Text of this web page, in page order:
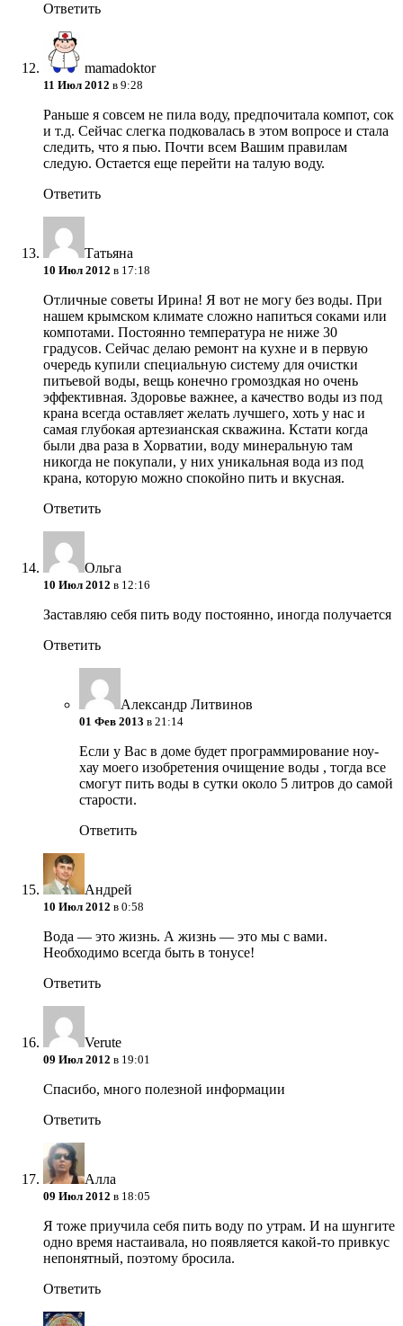
Ответить
mamadoktor
11 Июл 2012 в 9:28
Раньше я совсем не пила воду, предпочитала компот, сок
и т.д. Сейчас слегка подковалась в этом вопросе и стала
следить, что я пью. Почти всем Вашим правилам
следую. Остается еще перейти на талую воду.
Ответить
Татьяна
10 Июл 2012 в 17:18
Отличные советы Ирина! Я вот не могу без воды. При
нашем крымском климате сложно напиться соками или
компотами. Постоянно температура не ниже 30
градусов. Сейчас делаю ремонт на кухне и в первую
очередь купили специальную систему для очистки
питьевой воды, вещь конечно громоздкая но очень
эффективная. Здоровье важнее, а качество воды из под
крана всегда оставляет желать лучшего, хоть у нас и
самая глубокая артезианская скважина. Кстати когда
были два раза в Хорватии, воду минеральную там
никогда не покупали, у них уникальная вода из под
крана, которую можно спокойно пить и вкусная.
Ответить
Ольга
10 Июл 2012 в 12:16
Заставляю себя пить воду постоянно, иногда получается
Ответить
Александр Литвинов
01 Фев 2013 в 21:14
Если у Вас в доме будет программирование ноу-
хау моего изобретения очищение воды , тогда все
смогут пить воды в сутки около 5 литров до самой
старости.
Ответить
Андрей
10 Июл 2012 в 0:58
Вода — это жизнь. А жизнь — это мы с вами.
Необходимо всегда быть в тонусе!
Ответить
Verute
09 Июл 2012 в 19:01
Спасибо, много полезной информации
Ответить
Алла
09 Июл 2012 в 18:05
Я тоже приучила себя пить воду по утрам. И на шунгите
одно время настаивала, но появляется какой-то привкус
непонятный, поэтому бросила.
Ответить